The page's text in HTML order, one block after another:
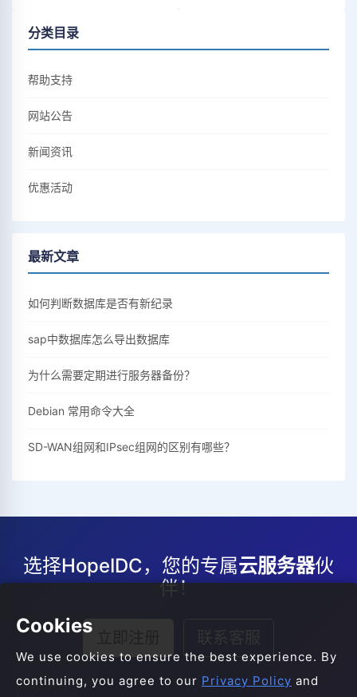
分类目录
帮助支持
网站公告
新闻资讯
优惠活动
最新文章
如何判断数据库是否有新纪录
sap中数据库怎么导出数据库
为什么需要定期进行服务器备份？
Debian 常用命令大全
SD-WAN组网和IPsec组网的区别有哪些？
选择HopeIDC，您的专属云服务器伙
伴！
Cookies
We use cookies to ensure the best experience. By
continuing, you agree to our Privacy Policy and